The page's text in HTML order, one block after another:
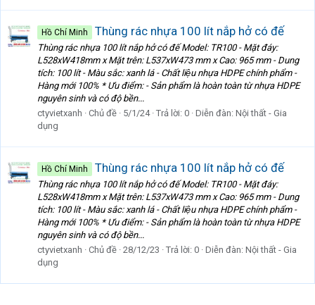
Hồ Chí Minh Thùng rác nhựa 100 lít nắp hở có đế
Thùng rác nhựa 100 lít nắp hở có đế Model: TR100 - Mặt đáy:
L528xW418mm x Mặt trên: L537xW473 mm x Cao: 965 mm - Dung
tích: 100 lít - Màu sắc: xanh lá - Chất liệu nhựa HDPE chính phẩm -
Hàng mới 100% * Ưu điểm: - Sản phẩm là hoàn toàn từ nhựa HDPE
nguyên sinh và có độ bền...
ctyvietxanh
Chủ đề 5/1/24 Trả lời: 0 Diễn đàn: Nội thất - Gia
dụng
Hồ Chí Minh Thùng rác nhựa 100 lít nắp hở có đế
Thùng rác nhựa 100 lít nắp hở có đế Model: TR100 - Mặt đáy:
L528xW418mm x Mặt trên: L537xW473 mm x Cao: 965 mm - Dung
tích: 100 lít - Màu sắc: xanh lá - Chất liệu nhựa HDPE chính phẩm -
Hàng mới 100% * Ưu điểm: - Sản phẩm là hoàn toàn từ nhựa HDPE
nguyên sinh và có độ bền...
ctyvietxanh
Chủ đề 28/12/23 Trả lời: 0 Diễn đàn: Nội thất - Gia
dụng